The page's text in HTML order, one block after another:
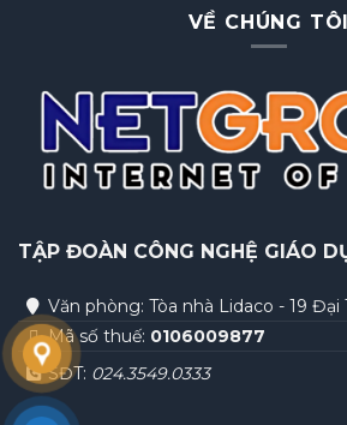
VỀ CHÚNG TÔI
TẬP ĐOÀN CÔNG NGHỆ GIÁO
Văn phòng: Tòa nhà Lidaco - 19 Đại
Mã số thuế: 0106009877
SĐT: 024.3549.0333